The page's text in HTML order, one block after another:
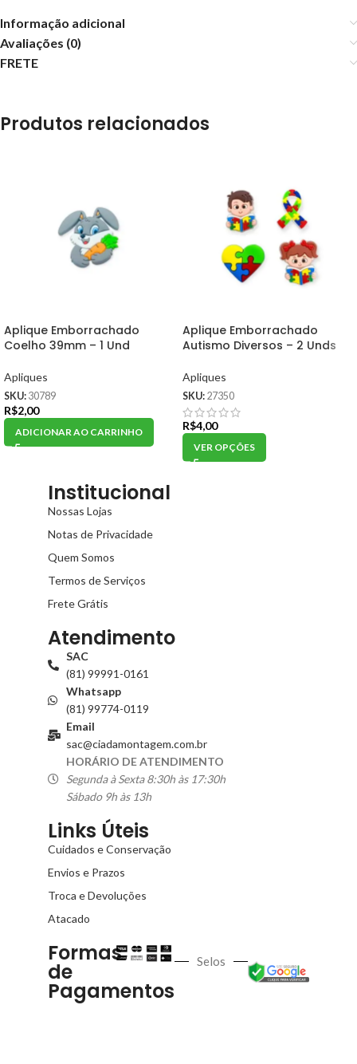
Informação adicional
Avaliações (0)
FRETE
Produtos relacionados
Aplique Emborrachado
Coelho 39mm – 1 Und
Apliques
SKU: 30789
R$2,00
ADICIONAR AO CARRINHO
Aplique Emborrachado
Autismo Diversos – 2 Unds
Apliques
SKU: 27350
R$4,00
VER OPÇÕES
Institucional
Nossas Lojas
Notas de Privacidade
Quem Somos
Termos de Serviços
Frete Grátis
Atendimento
SAC
(81) 99991-0161
Whatsapp
(81) 99774-0119
Email
sac@ciadamontagem.com.br
HORÁRIO DE ATENDIMENTO
Segunda à Sexta 8:30h às 17:30h
Sábado 9h às 13h
Links Úteis
Cuidados e Conservação
Envios e Prazos
Troca e Devoluções
Atacado
Formas
de
Pagamentos
Selos